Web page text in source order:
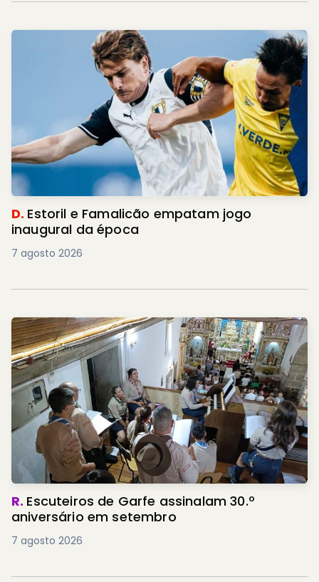
D. Estoril e Famalicão empatam jogo
inaugural da época
7 agosto 2026
R. Escuteiros de Garfe assinalam 30.º
aniversário em setembro
7 agosto 2026